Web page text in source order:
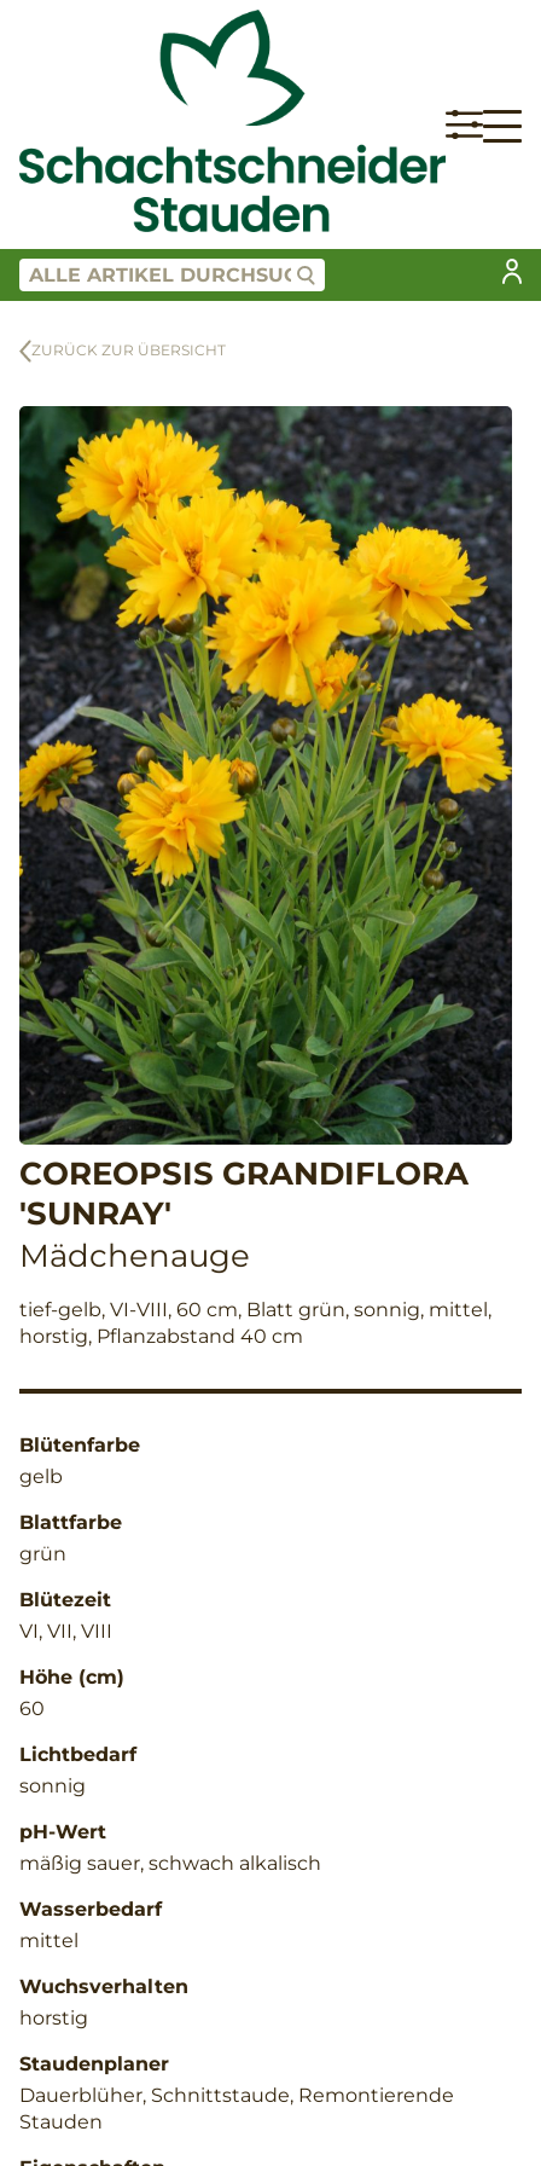
ZURÜCK ZUR ÜBERSICHT
COREOPSIS GRANDIFLORA
'SUNRAY'
Mädchenauge
tief-gelb, VI-VIII, 60 cm, Blatt grün, sonnig, mittel,
horstig, Pflanzabstand 40 cm
Blütenfarbe
gelb
Blattfarbe
grün
Blütezeit
VI, VII, VIII
Höhe (cm)
60
Lichtbedarf
sonnig
pH-Wert
mäßig sauer, schwach alkalisch
Wasserbedarf
mittel
Wuchsverhalten
horstig
Staudenplaner
Dauerblüher, Schnittstaude, Remontierende
Stauden